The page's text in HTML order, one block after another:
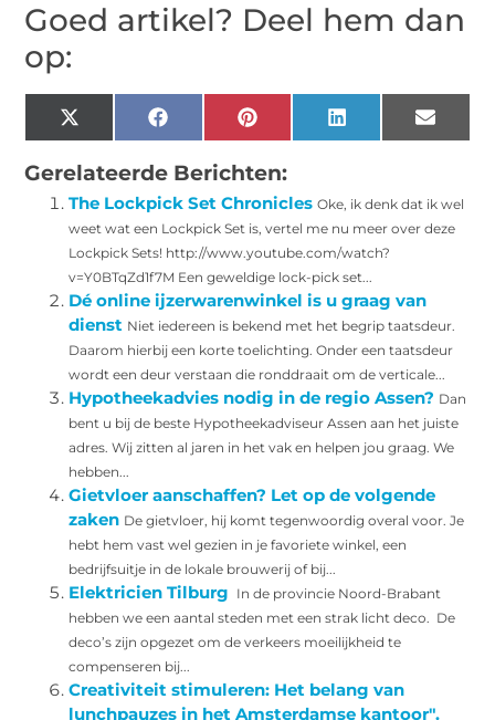
Goed artikel? Deel hem dan
op:
X
(Twitter)
Facebook Pinterest LinkedIn Email
Gerelateerde Berichten:
The Lockpick Set Chronicles Oke, ik denk dat ik wel
weet wat een Lockpick Set is, vertel me nu meer over deze
Lockpick Sets! http://www.youtube.com/watch?
v=Y0BTqZd1f7M Een geweldige lock-pick set...
Dé online ijzerwarenwinkel is u graag van
dienst Niet iedereen is bekend met het begrip taatsdeur.
Daarom hierbij een korte toelichting. Onder een taatsdeur
wordt een deur verstaan die ronddraait om de verticale...
Hypotheekadvies nodig in de regio Assen? Dan
bent u bij de beste Hypotheekadviseur Assen aan het juiste
adres. Wij zitten al jaren in het vak en helpen jou graag. We
hebben...
Gietvloer aanschaffen? Let op de volgende
zaken De gietvloer, hij komt tegenwoordig overal voor. Je
hebt hem vast wel gezien in je favoriete winkel, een
bedrijfsuitje in de lokale brouwerij of bij...
Elektricien Tilburg In de provincie Noord-Brabant
hebben we een aantal steden met een strak licht deco. De
deco’s zijn opgezet om de verkeers moeilijkheid te
compenseren bij...
Creativiteit stimuleren: Het belang van
lunchpauzes in het Amsterdamse kantoor".